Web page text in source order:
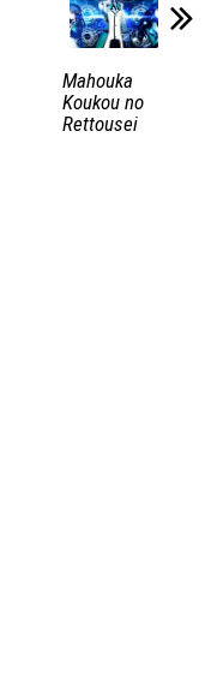
Mahouka
Koukou no
Rettousei